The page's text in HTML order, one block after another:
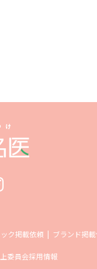
ク掲載依頼 ブランド掲
委員会採用情報